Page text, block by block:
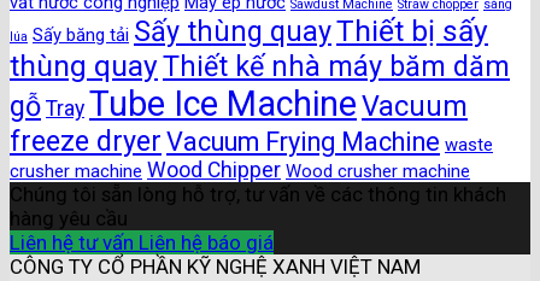
Sawdust Machine Straw chopper sàng
lúa Sấy băng tải Sấy thùng quayThiết bị sấy
thùng quayThiết kế nhà máy băm dăm
gỗ Tray Tube Ice MachineVacuum
freeze dryer Vacuum Frying Machine waste
crusher machine Wood Chipper Wood crusher machine
Chúng tôi sẵn lòng hỗ trợ, tư vấn về các thông tin khách
hàng yêu cầu
Liên hệ tư vấn Liên hệ báo giá
CÔNG TY CỔ PHẦN KỸ NGHỆ XANH VIỆT NAM